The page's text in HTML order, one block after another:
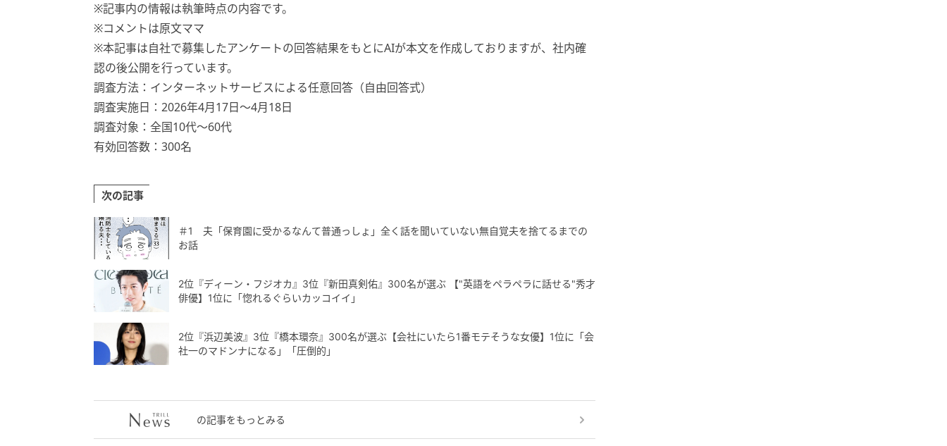
※記事内の情報は執筆時点の内容です。
※コメントは原文ママ
※本記事は自社で募集したアンケートの回答結果をもとにAIが本文を作成しておりますが、社内確
認の後公開を行っています。
調査方法：インターネットサービスによる任意回答（自由回答式）
調査実施日：2026年4月17日〜4月18日
調査対象：全国10代〜60代
有効回答数：300名
次の記事
＃1 夫「保育園に受かるなんて普通っしょ」全く話を聞いていない無自覚夫を捨てるまでの
お話
2位『ディーン・フジオカ』3位『新田真剣佑』300名が選ぶ 【"英語をペラペラに話せる"秀才
俳優】1位に「惚れるぐらいカッコイイ」
2位『浜辺美波』3位『橋本環奈』300名が選ぶ【会社にいたら1番モテそうな女優】1位に「会
社一のマドンナになる」「圧倒的」
の記事をもっとみる